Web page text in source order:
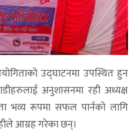
उद्घाटनमा उपस्थित हुन
अनुशासनमा रही अध्यक्ष
भव्य रूपमा सफल पार्नको लागि
आग्रह गरेका छन्।